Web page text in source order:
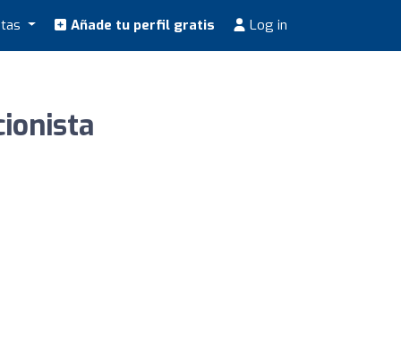
Añade tu perfil gratis Log in